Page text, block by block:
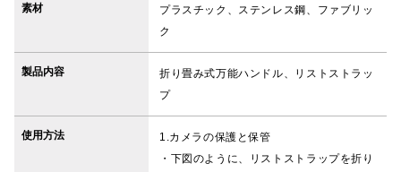
素材
プラスチック、ステンレス鋼、ファブリッ
ク
製品内容
折り畳み式万能ハンドル、リストストラッ
プ
使用方法
1.カメラの保護と保管
・下図のように、リストストラップを折り